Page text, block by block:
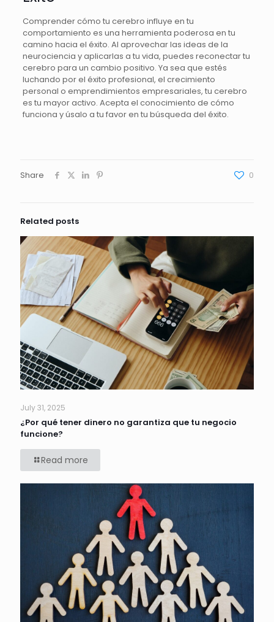
Comprender cómo tu cerebro influye en tu
comportamiento es una herramienta poderosa en tu
camino hacia el éxito. Al aprovechar las ideas de la
neurociencia y aplicarlas a tu vida, puedes reconectar tu
cerebro para un cambio positivo. Ya sea que estés
luchando por el éxito profesional, el crecimiento
personal o emprendimientos empresariales, tu cerebro
es tu mayor activo. Acepta el conocimiento de cómo
funciona y úsalo a tu favor en tu búsqueda del éxito.
Share 0
Related posts
July 31, 2025
¿Por qué tener dinero no garantiza que tu negocio
funcione?
Read more